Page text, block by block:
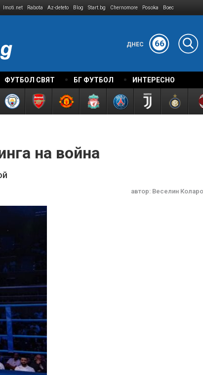
Imoti.net Rabota Az-deteto Blog Start.bg Chernomore Posoka Boec
ДНЕС 66
ФУТБОЛ СВЯТ БГ ФУТБОЛ ИНТЕРЕСНО
на война
автор: Веселин